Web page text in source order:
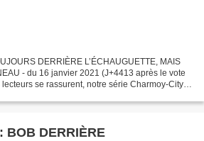
DERRIÈRE L’ÉCHAUGUETTE, MAIS
- du 16 janvier 2021 (J+4413 après le vote
se rassurent, notre série Charmoy-City :
BOB DERRIÈRE